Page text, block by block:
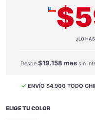
¿LO
Desde $19.158 mes sin
ENVÍO $4.900 TODO
ELIGE TU COLOR